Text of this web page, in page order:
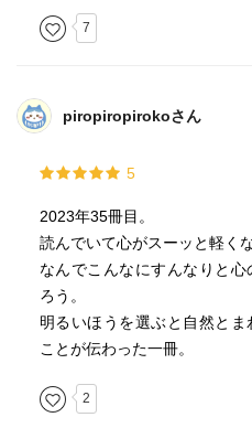
7
piropiropirokoさん
5
2023年35冊目。
読んでいて心がスーッと軽くな
なんでこんなにすんなりと
ろう。
明るいほうを選ぶと自然と
ことが伝わった一冊。
2